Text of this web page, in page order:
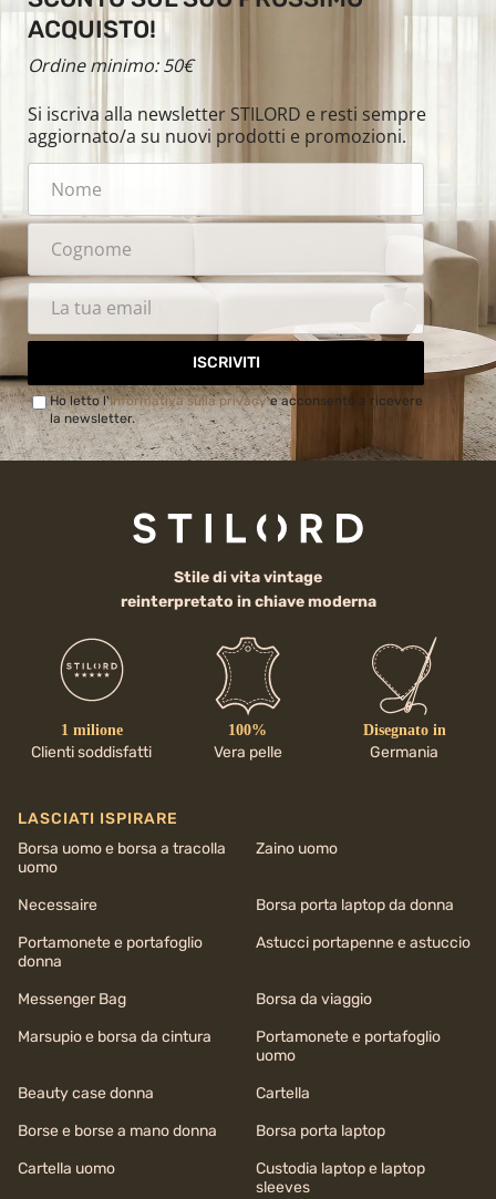
ACQUISTO!
Ordine minimo: 50€
Si iscriva alla newsletter STILORD e resti sempre
aggiornato/a su nuovi prodotti e promozioni.
ISCRIVITI
Ho letto l'Informativa sulla privacye acconsento a ricevere
la newsletter.
Stile di vita vintage
reinterpretato in chiave moderna
1 milione
Clienti soddisfatti
100%
Vera pelle
Disegnato in
Germania
LASCIATI ISPIRARE
Borsa uomo e borsa a tracolla
uomo
Zaino uomo
Necessaire
Borsa porta laptop da donna
Portamonete e portafoglio
donna
Astucci portapenne e astuccio
Messenger Bag
Borsa da viaggio
Marsupio e borsa da cintura
Portamonete e portafoglio
uomo
Beauty case donna
Cartella
Borse e borse a mano donna
Borsa porta laptop
Cartella uomo
Custodia laptop e laptop
sleeves